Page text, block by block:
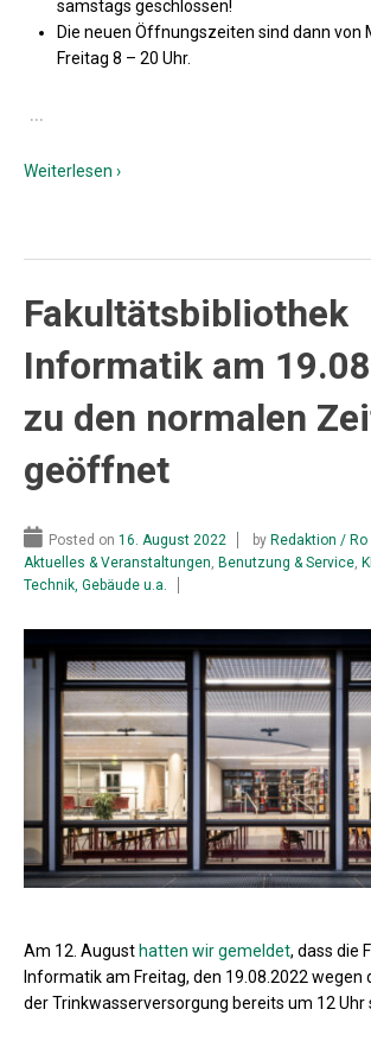
samstags geschlossen!
Die neuen Öffnungszeiten sind dann von
Freitag 8 – 20 Uhr.
…
Weiterlesen ›
Fakultätsbibliothek
Informatik am
zu den normalen
geöffnet
Posted on 16. August 2022 by Redaktion / Ro
Aktuelles & Veranstaltungen Benutzung & Service
Technik, Gebäude u.a.
Am 12. August hatten wir gemeldet, dass die
Informatik am Freitag, den 19.08.2022 wegen
der Trinkwasserversorgung bereits um 12 Uhr